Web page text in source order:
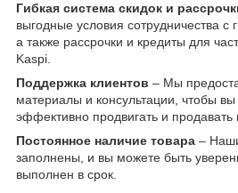
Гибкая система скидок и
выгодные условия сотрудничества с
а также рассрочки и кредиты для
Kaspi.
Поддержка клиентов – Мы
материалы и консультации, чтобы
эффективно продвигать и продавать
Постоянное наличие товара –
заполнены, и вы можете быть
выполнен в срок.